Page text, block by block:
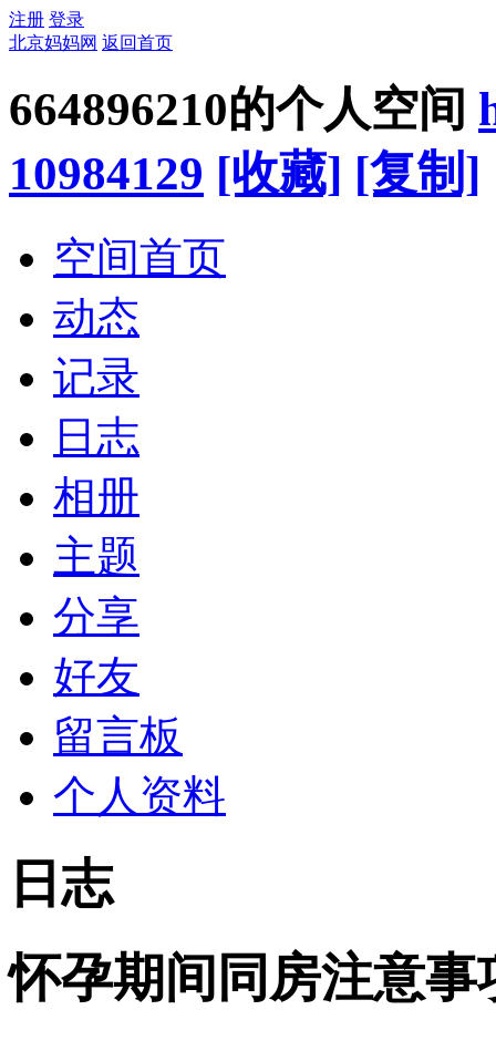
注册 登录
北京妈妈网 返回首页
664896210的个人空间
10984129 [收藏] [复制]
空间首页
动态
记录
日志
相册
主题
分享
好友
留言板
个人资料
日志
怀孕期间同房注意事